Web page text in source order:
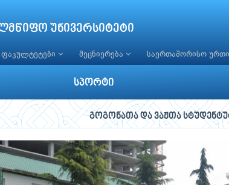
უნივერსიტეტი
ფაკულტეტები მეცნიერება საერთაშორისო
სპორტი
გოგონათა და ვაჟთა